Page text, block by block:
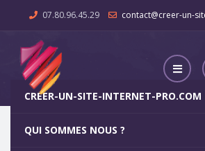
07.80.96.45.29 contact@creer-un-
CREER-UN-SITE-INTERNET-PRO.COM
QUI SOMMES NOUS ?Agence Web